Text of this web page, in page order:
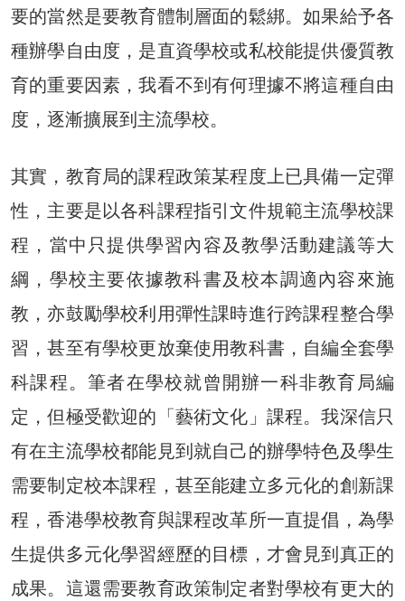
要的當然是要教育體制層面的鬆綁。如果給予各
種辦學自由度，是直資學校或私校能提供優質教
育的重要因素，我看不到有何理據不將這種自由
度，逐漸擴展到主流學校。
其實，教育局的課程政策某程度上已具備一定彈
性，主要是以各科課程指引文件規範主流學校課
程，當中只提供學習內容及教學活動建議等大
綱，學校主要依據教科書及校本調適內容來施
教，亦鼓勵學校利用彈性課時進行跨課程整合學
習，甚至有學校更放棄使用教科書，自編全套學
科課程。筆者在學校就曾開辦一科非教育局編
定，但極受歡迎的「藝術文化」課程。我深信只
有在主流學校都能見到就自己的辦學特色及學生
需要制定校本課程，甚至能建立多元化的創新課
程，香港學校教育與課程改革所一直提倡，為學
生提供多元化學習經歷的目標，才會見到真正的
成果。這還需要教育政策制定者對學校有更大的